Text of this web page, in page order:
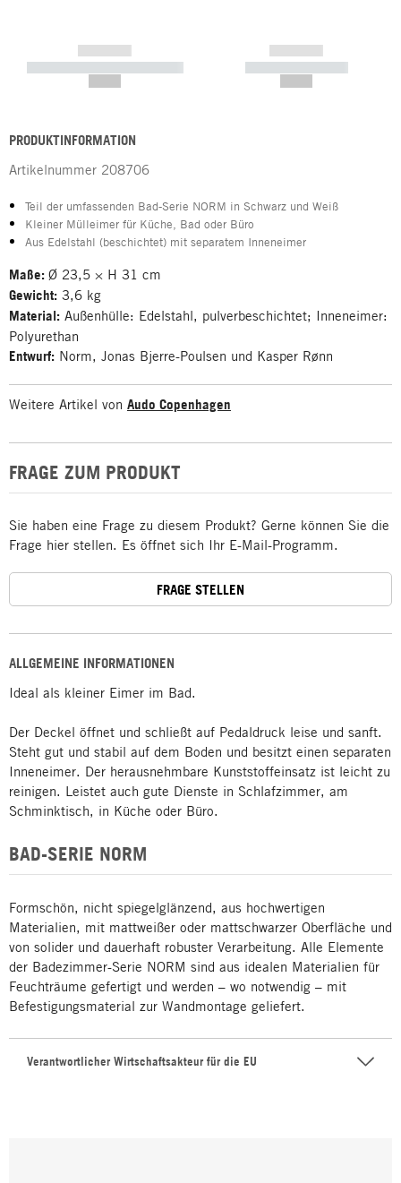
------------
----------- ----------- -----------
------------
----------- -----------
ALLGEMEINE INFORMATIONEN
Ideal als kleiner Eimer im Bad.
Der Deckel öffnet und schließt auf Pedaldruck leise und sanft.
Steht gut und stabil auf dem Boden und besitzt einen separaten
Inneneimer. Der herausnehmbare Kunststoffeinsatz ist leicht zu
reinigen. Leistet auch gute Dienste in Schlafzimmer, am
Schminktisch, in Küche oder Büro.
BAD-SERIE NORM
Formschön, nicht spiegelglänzend, aus hochwertigen
Materialien, mit mattweißer oder mattschwarzer Oberfläche und
von solider und dauerhaft robuster Verarbeitung. Alle Elemente
der Badezimmer-Serie NORM sind aus idealen Materialien für
Feuchträume gefertigt und werden – wo notwendig – mit
Befestigungsmaterial zur Wandmontage geliefert.
Verantwortlicher Wirtschaftsakteur für die EU
PRODUKTINFORMATION
Artikelnummer 208706
Teil der umfassenden Bad-Serie NORM in Schwarz und Weiß
Kleiner Mülleimer für Küche, Bad oder Büro
Aus Edelstahl (beschichtet) mit separatem Inneneimer
Maße: Ø 23,5 × H 31 cm
Gewicht: 3,6 kg
Material: Außenhülle: Edelstahl, pulverbeschichtet; Inneneimer:
Polyurethan
Entwurf: Norm, Jonas Bjerre-Poulsen und Kasper Rønn
Weitere Artikel von Audo Copenhagen
FRAGE ZUM PRODUKT
Sie haben eine Frage zu diesem Produkt? Gerne können Sie die
Frage hier stellen. Es öffnet sich Ihr E-Mail-Programm.
FRAGE STELLEN